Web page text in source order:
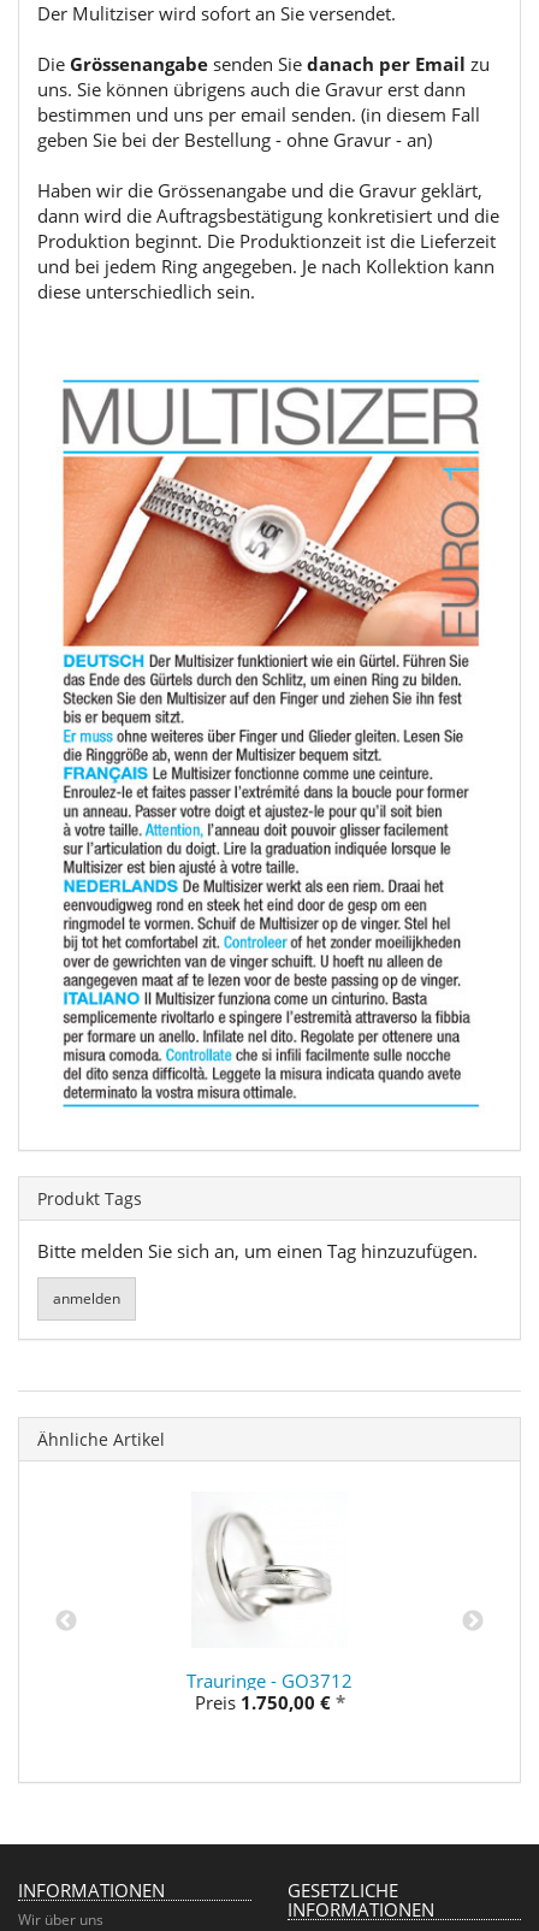
Der Mulitziser wird sofort an Sie versendet.
Die Grössenangabe senden Sie danach per Email zu
uns. Sie können übrigens auch die Gravur erst dann
bestimmen und uns per email senden. (in diesem Fall
geben Sie bei der Bestellung - ohne Gravur - an)
Haben wir die Grössenangabe und die Gravur geklärt,
dann wird die Auftragsbestätigung konkretisiert und die
Produktion beginnt. Die Produktionzeit ist die Lieferzeit
und bei jedem Ring angegeben. Je nach Kollektion kann
diese unterschiedlich sein.
Produkt Tags
Bitte melden Sie sich an, um einen Tag hinzuzufügen.
Ähnliche Artikel
Trauringe - GO3712
Preis 1.750,00 € *
INFORMATIONEN
Wir über uns
GESETZLICHE
INFORMATIONEN